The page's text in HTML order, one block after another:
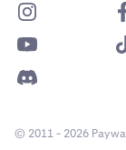
© 2011 - 2026